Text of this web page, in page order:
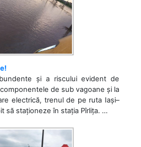
și a riscului evident de
de sub vagoane și la
electrică, trenul de pe ruta Iași–
să staționeze în stația Pîrlița. ...